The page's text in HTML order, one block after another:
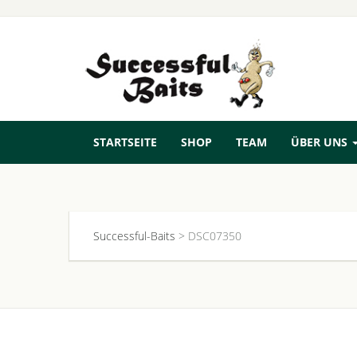
STARTSEITE SHOP TEAM ÜBER UNS
Successful-Baits > DSC07350